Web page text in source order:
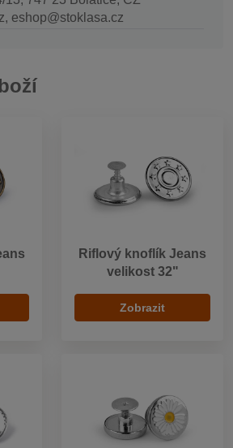
eshop@stoklasa.cz
Riflový knoflík Jeans
velikost 32"
Zobrazit